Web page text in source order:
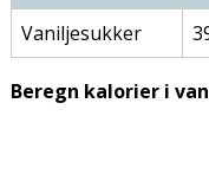
Vaniljesukker
Beregn kalorier i